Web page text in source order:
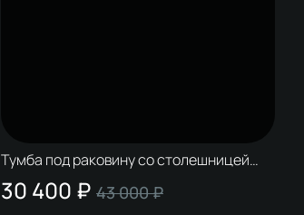
Тумба под раковину со столешницей
STWORKI Колдинг 60 белая, сатиновая
светло-серая
30 400 ₽ 43 000 ₽